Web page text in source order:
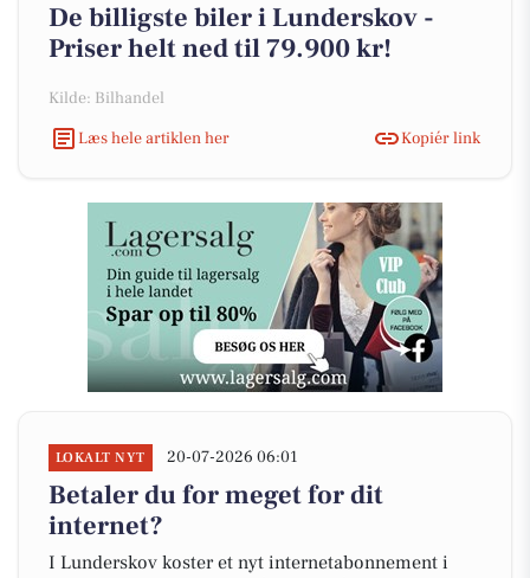
De billigste biler i Lunderskov -
Priser helt ned til 79.900 kr!
Kilde: Bilhandel
Læs hele artiklen her
Kopiér link
LOKALT NYT 20-07-2026 06:01
Betaler du for meget for dit
internet?
I Lunderskov koster et nyt internetabonnement i